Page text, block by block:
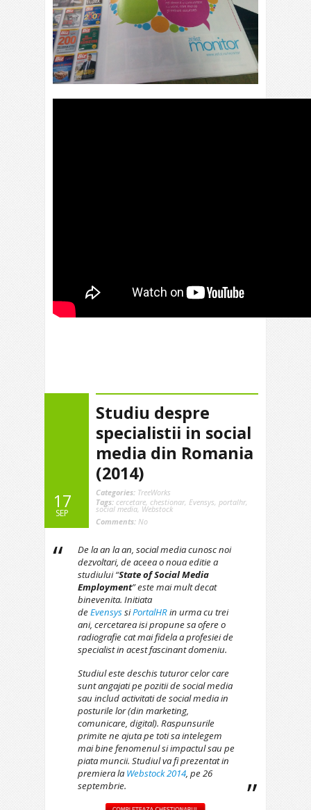
17
SEP
Studiu despre
specialistii in social
media din Romania
(2014)
Categories: TreeWorks
Tags: cercetare, chestionar, Evensys, portalhr,
social media, Webstock
Comments: No
De la an la an, social media cunosc noi
dezvoltari, de aceea o noua editie a
studiului “State of Social Media
Employment” este mai mult decat
binevenita. Initiata
deEvensyssiPortalHRin urma cu trei
ani, cercetarea isi propune sa ofere o
radiografie cat mai fidela a profesiei de
specialist in acest fascinant domeniu.
Studiul este deschis tuturor celor care
sunt angajati pe pozitii de social media
sau includ activitati de social media in
posturile lor (din marketing,
comunicare, digital). Raspunsurile
primite ne ajuta pe toti sa intelegem
mai bine fenomenul si impactul sau pe
piata muncii. Studiul va fi prezentat in
premiera la Webstock 2014, pe 26
septembrie.